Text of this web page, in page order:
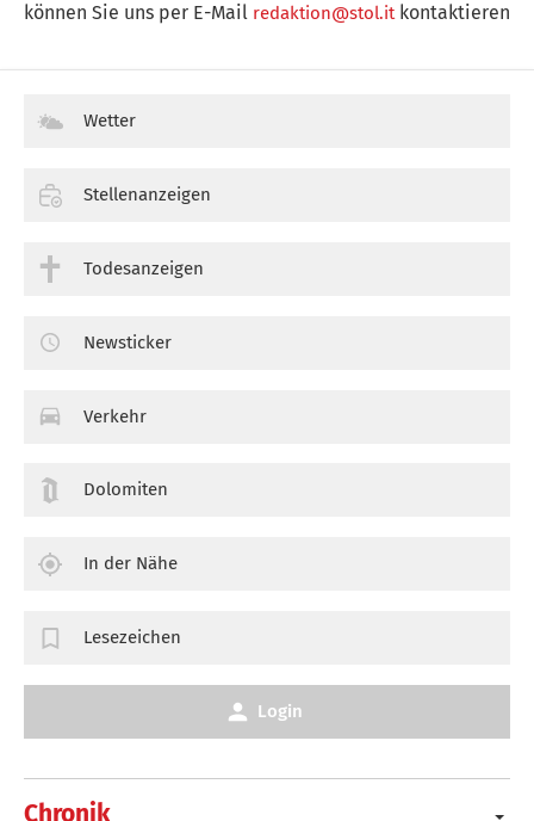
können Sie uns per E-Mail redaktion@stol.itkontaktieren
Chronik
Wetter
Stellenanzeigen
Todesanzeigen
Newsticker
Verkehr
Dolomiten
In der Nähe
Lesezeichen
Login